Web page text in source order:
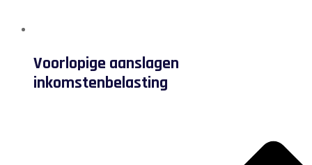
Voorlopige aanslagen
inkomstenbelasting